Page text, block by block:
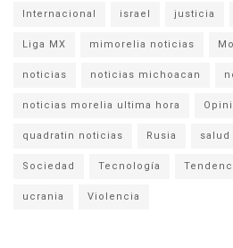
Internacional israel justicia
Liga MX mimorelia noticias
noticias noticias michoacan
noticias morelia ultima hora
quadratin noticias Rusia salud
Sociedad Tecnología
ucrania Violencia